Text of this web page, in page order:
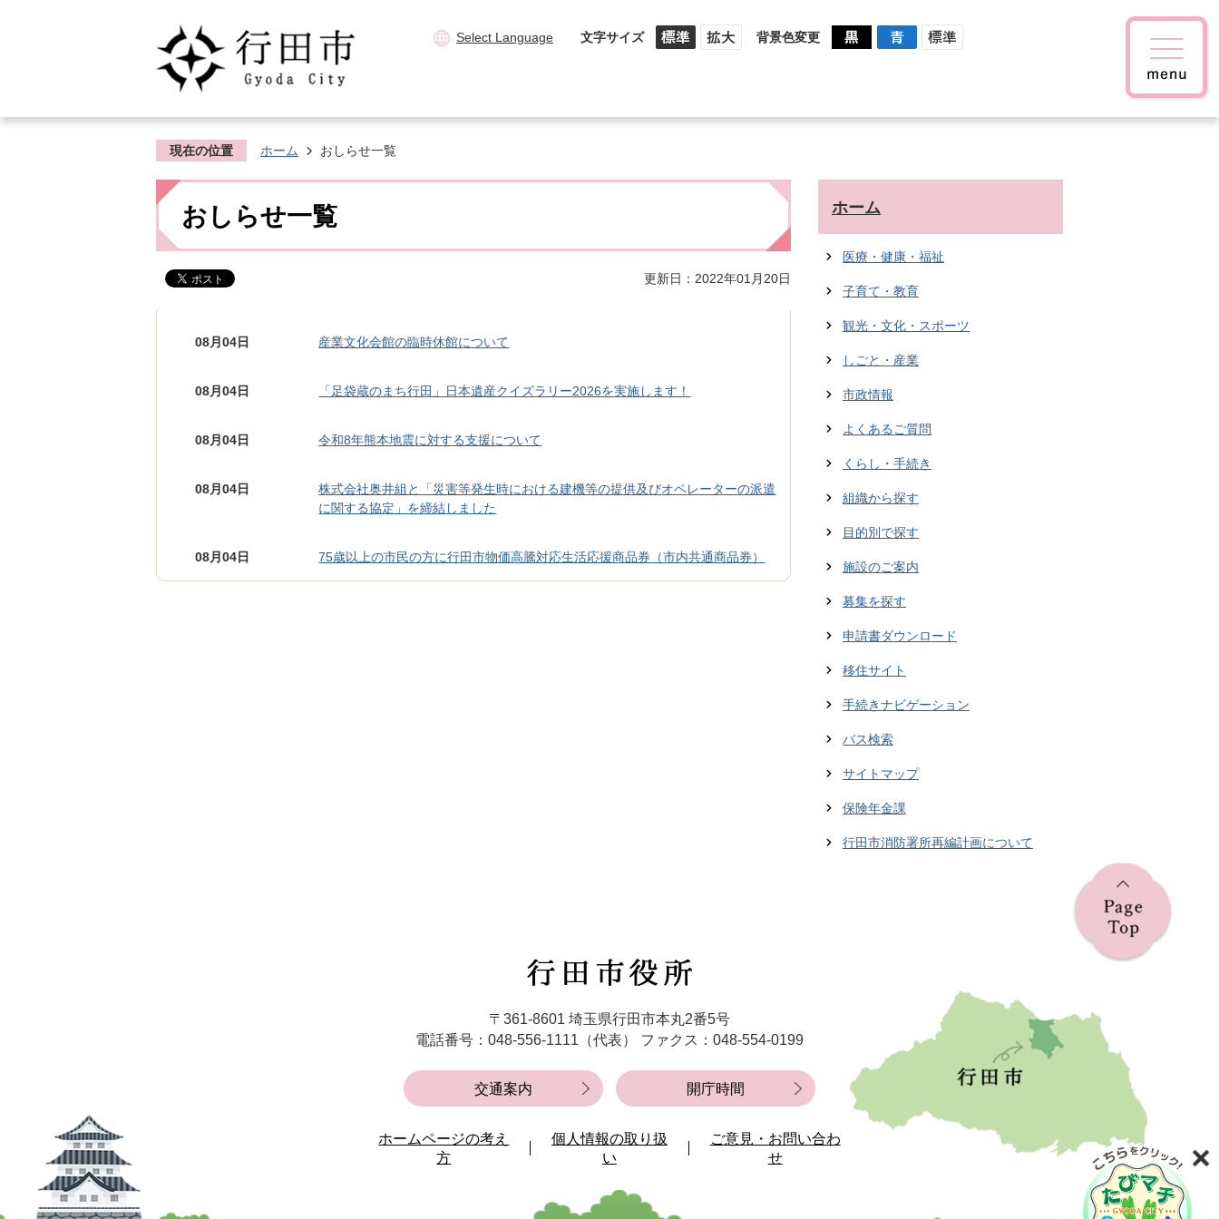
Select Language 文字サイズ 背景色変更
現在の位置 ホーム おしらせ一覧
おしらせ一覧
更新日：2022年01月20日
08月04日 産業文化会館の臨時休館について
08月04日 「足袋蔵のまち行田」日本遺産クイズラリー2026を実施します！
08月04日 令和8年熊本地震に対する支援について
08月04日
株式会社奥井組と「災害等発生時における建機等の提供及びオペレーターの派遣
に関する協定」を締結しました
08月04日
75歳以上の市民の方に行田市物価高騰対応生活応援商品券（市内共通商品券）
女性活躍推進講座「似合う服がわかる!骨格診断セミナー」を開催します
「建設工事等発注見通し」の情報を更新しました
行田古墳フェスティバル「KOFUN de マルシェ」出店者募集をします
教育委員会開催のお知らせ
ホーム
医療・健康・福祉
子育て・教育
観光・文化・スポーツ
しごと・産業
市政情報
よくあるご質問
くらし・手続き
組織から探す
目的別で探す
施設のご案内
募集を探す
申請書ダウンロード
移住サイト
手続きナビゲーション
バス検索
サイトマップ
保険年金課
行田市消防署所再編計画について
行
田
役
所
〒361-8601 埼玉県行田市本丸2番5号
電話番号：048-556-1111（代表）
ファクス：048-554-0199
交通案内 開庁時間
ホームページの考え
方
個人情報の取り扱
い
ご意見・お問い合わ
せ